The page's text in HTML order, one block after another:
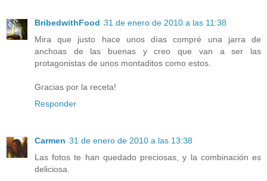
BribedwithFood 31 de enero de 2010 a las 11:38
Mira que justo hace unos días compré una jarra de
anchoas de las buenas y creo que van a ser las
protagonistas de unos montaditos como estos.
Gracias por la receta!
Responder
Carmen 31 de enero de 2010 a las 13:38
Las fotos te han quedado preciosas, y la combinación es
deliciosa.